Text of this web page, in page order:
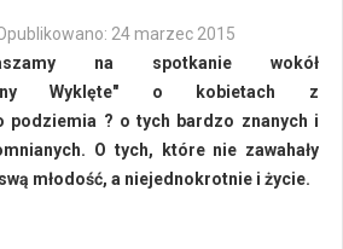
24 marzec 2015
na spotkanie wokół
Wyklęte" o kobietach z
podziemia ? o tych bardzo znanych i
O tych, które nie zawahały
młodość, a niejednokrotnie i życie.